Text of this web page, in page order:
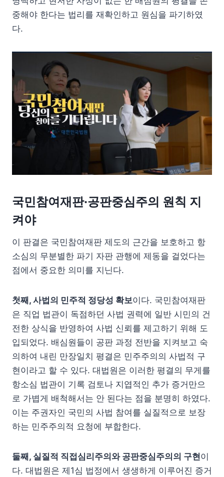
중해야 한다는 법리를 재확인하고 원심을 파기하였
다.
국민참여재판·공판중심주의 원칙 지
켜야
이 판결은 국민참여재판 제도의 근간을 보호하고 항
소심의 무분별한 파기 자판 관행에 제동을 걸었다는
점에서 중요한 의미를 지닌다.
첫째, 사법의 민주적 정당성 확보이다. 국민참여재판
은 직업 법관이 독점하던 사법 권력에 일반 시민의 건
전한 상식을 반영하여 사법 신뢰를 제고하기 위해 도
입되었다. 배심원들이 공판 과정 전반을 지켜보고 숙
의하여 내린 만장일치 평결은 민주주의의 사법적 구
현이라고 할 수 있다. 대법원은 이러한 평결의 무게를
항소심 법관이 기록 검토나 지엽적인 추가 증거만으
로 가볍게 배척해서는 안 된다는 점을 분명히 하였다.
이는 주권자인 국민의 사법 참여를 실질적으로 보장
하는 민주주의적 요청에 부합한다.
둘째, 실질적 직접심리주의와 공판중심주의의 구현이
다. 대법원은 제1심 법정에서 생생하게 이루어진 증거